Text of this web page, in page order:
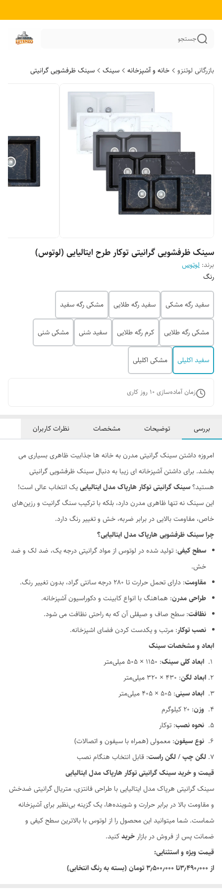
جستجو
بازرگانی لوتنزو خانه و آشپزخانه سینک سینک ظرفشویی گرانیتی
سینک ظرفشویی گرانیتی توکار طرح ایتالیایی (لوتوس)
برند: لوتوس
رنگ
سفید رگه مشکی سفید رگه طلایی مشکی رگه سفید
مشکی رگه طلایی کرم رگه طلایی سفید شنی مشکی شنی
سفید اکلیلی مشکی اکلیلی
زمان آماده‌سازی 10 روز کاری
بررسی توضیحات مشخصات نظرات کاربران
امروزه داشتن سینک گرانیتی مدرن به خانه ها جذابیت ظاهری بسیاری می
بخشد. برای داشتن آشپزخانه ای زیبا به دنبال سینک ظرفشویی گرانیتی
هستید؟سینک گرانیتی توکار هارپاک مدل ایتالیایییک انتخاب عالی است!
این سینک نه تنها ظاهری مدرن دارد، بلکه با ترکیب سنگ گرانیت و رزین‌های
خاص، مقاومت بالایی در برابر ضربه، خش و تغییر رنگ دارد.
چرا سینک ظرفشویی هارپاک مدل ایتالیایی؟
سطح کیفی: تولید شده در لوتوس از مواد گرانیتی درجه یک، ضد لک و ضد
خش.
مقاومت: دارای تحمل حرارت تا 280 درجه سانتی گراد، بدون تغییر رنگ.
طراحی مدرن: هماهنگ با انواع کابینت و دکوراسیون آشپزخانه.
نظافت: سطح صاف و صیقلی آن که به راحتی نظافت می شود.
نصب توکار: مرتب و یکدست کردن فضای اشپزخانه.
ابعاد و مشخصات سینک
ابعاد کلی سینک: 1150 × 505 میلی‌متر
ابعاد لگن: 430 × 320 میلی‌متر
ابعاد سینی: 505 × 405 میلی‌متر
وزن: ۲۰ کیلوگرم
نحوه نصب: توکار
نوع سیفون: معمولی (همراه با سیفون و اتصالات)
لگن چپ/لگن راست: قابل انتخاب هنگام نصب
قیمت و خرید سینک گرانیتی توکار هارپاک مدل ایتالیایی
سینک گرانیتی هرپاک مدل ایتالیایی با طراحی فانتزی، متریال گرانیتی ضدخش
و مقاومت بالا در برابر حرارت و شوینده‌ها، یک گزینه بی‌نظیر برای آشپزخانه
شماست. شما میتوانید این محصول را از لوتوس با بالاترین سطح کیفی و
ضمانت پس از فروش در بازار خریدکنید.
قیمت ویژه و استثنایی:
از ۳٫۴۹۰٫۰۰۰تا ۳٫۵۰۰٫۰۰۰ تومان (بسته به رنگ انتخابی)